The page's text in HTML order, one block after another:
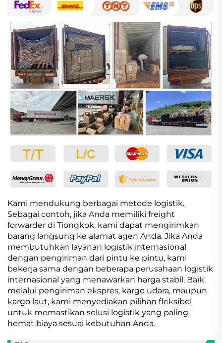
Kami mendukung berbagai metode logistik.
Sebagai contoh, jika Anda memiliki freight
forwarder di Tiongkok, kami dapat mengirimkan
barang langsung ke alamat agen Anda. Jika Anda
membutuhkan layanan logistik internasional
dengan pengiriman dari pintu ke pintu, kami
bekerja sama dengan beberapa perusahaan logistik
internasional yang menawarkan harga stabil. Baik
melalui pengiriman ekspres, kargo udara, maupun
kargo laut, kami menyediakan pilihan fleksibel
untuk memastikan solusi logistik yang paling
hemat biaya sesuai kebutuhan Anda.